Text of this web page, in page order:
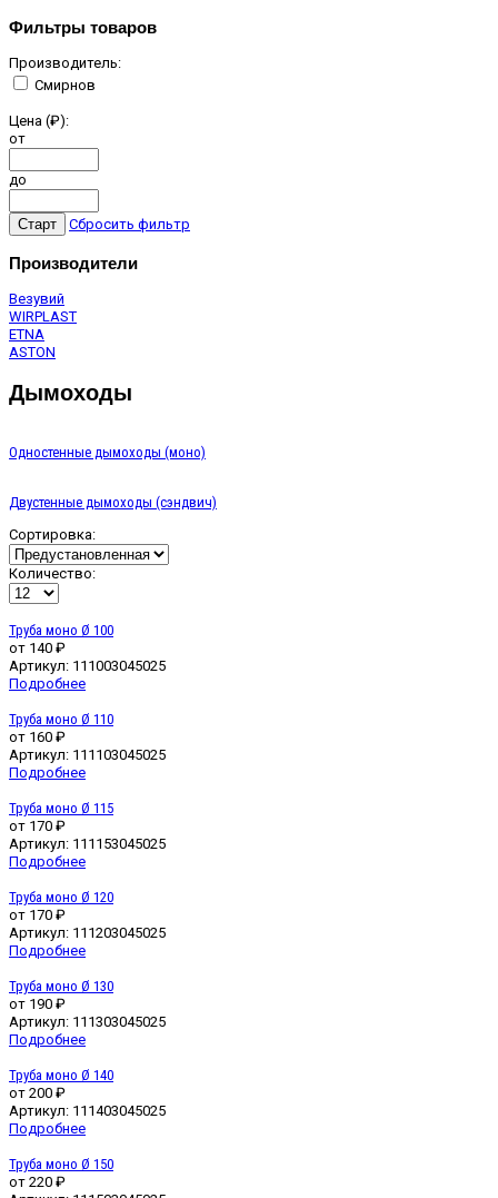
Фильтры товаров
Производитель:
Смирнов
Цена (₽):
от
до
Сбросить фильтр
Производители
Везувий
WIRPLAST
ETNA
ASTON
Дымоходы
Одностенные дымоходы (моно)
Двустенные дымоходы (сэндвич)
Сортировка:
Количество:
Труба моно Ø 100
от 140 ₽
Артикул: 111003045025
Подробнее
Труба моно Ø 110
от 160 ₽
Артикул: 111103045025
Подробнее
Труба моно Ø 115
от 170 ₽
Артикул: 111153045025
Подробнее
Труба моно Ø 120
от 170 ₽
Артикул: 111203045025
Подробнее
Труба моно Ø 130
от 190 ₽
Артикул: 111303045025
Подробнее
Труба моно Ø 140
от 200 ₽
Артикул: 111403045025
Подробнее
Труба моно Ø 150
от 220 ₽